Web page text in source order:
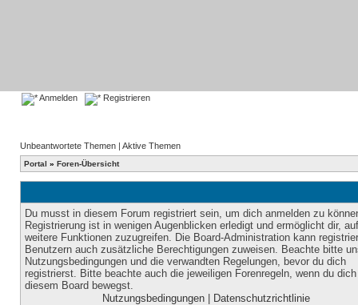
Anmelden Registrieren
Unbeantwortete Themen | Aktive Themen
Portal » Foren-Übersicht
Du musst in diesem Forum registriert sein, um dich anmelden zu
Registrierung ist in wenigen Augenblicken erledigt und ermöglicht dir, auf
weitere Funktionen zuzugreifen. Die Board-Administration kann
Benutzern auch zusätzliche Berechtigungen zuweisen. Beachte bitte
Nutzungsbedingungen und die verwandten Regelungen, bevor du dich
registrierst. Bitte beachte auch die jeweiligen Forenregeln, wenn du
diesem Board bewegst.
Nutzungsbedingungen| Datenschutzrichtlinie